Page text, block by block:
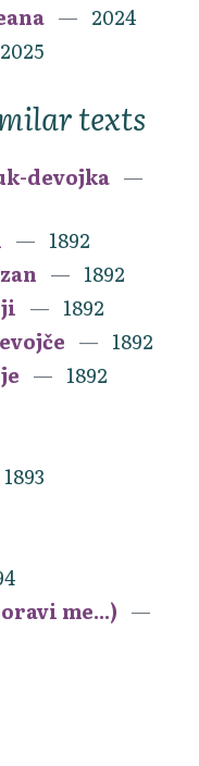
2024
2025
texts
devojka
1892
1892
1892
1892
1892
1893
me...)